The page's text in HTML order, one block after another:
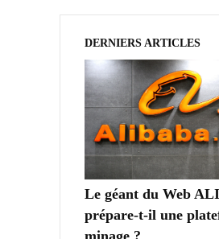
DERNIERS ARTICLES
Le géant du Web
prépare-t-il une
minage ?